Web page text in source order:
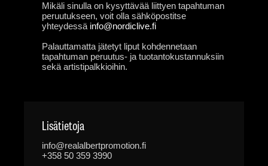
Mikäli sinulla on kysyttävää liittyen tapahtuman
peruutukseen, voit olla sähköpostitse
yhteydessä info@nordiclive.fi
Palauttamatta jätetyt liput kohdennetaan
tapahtuman peruutus- ja tuotantokustannuksiin
sekä artistipalkkioihin.
Lisätietoja
info@realalbertpromotion.fi
+358 50 359 3990